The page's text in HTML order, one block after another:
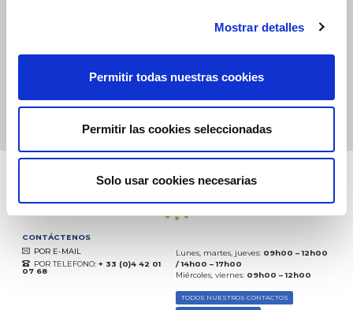
Mostrar detalles
Permitir todas nuestras cookies
Permitir las cookies seleccionadas
Solo usar cookies necesarias
Excelente:4.5/5
(desde 2018)
CONTÁCTENOS
POR E-MAIL
POR TELEFONO: + 33 (0)4 42 01
07 68
Lunes, martes, jueves: 09h00 – 12h00
/ 14h00 – 17h00
Miércoles, viernes: 09h00 – 12h00
TODOS NUESTROS CONTACTOS